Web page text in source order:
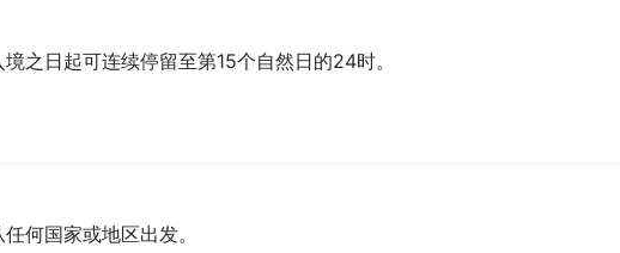
之日起可连续停留至第15个自然日的24时。
何国家或地区出发。